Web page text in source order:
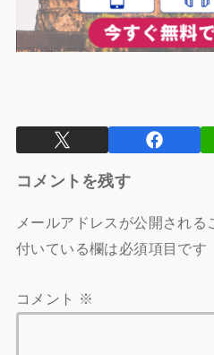
コメントを残す
メールアドレスが公開される
付いている欄は必須項目です
コメント ※